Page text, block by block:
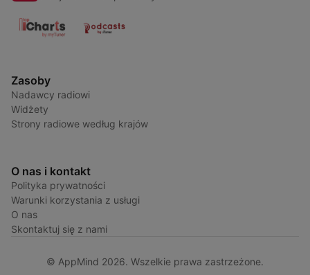
Zasoby
Nadawcy radiowi
Widżety
Strony radiowe według krajów
O nas i kontakt
Polityka prywatności
Warunki korzystania z usługi
O nas
Skontaktuj się z nami
© AppMind 2026. Wszelkie prawa zastrzeżone.